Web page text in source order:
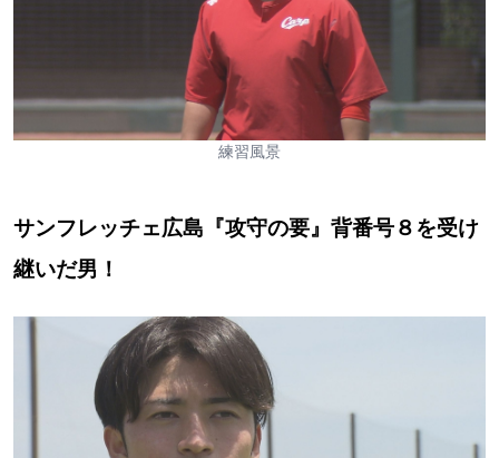
練習風景
サンフレッチェ広島『攻守の要』背番号８を受け
継いだ男！